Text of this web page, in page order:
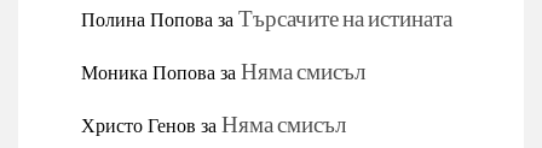
Полина ПоповазаТърсачите на истината
Моника ПоповазаНяма смисъл
Христо ГеновзаНяма смисъл